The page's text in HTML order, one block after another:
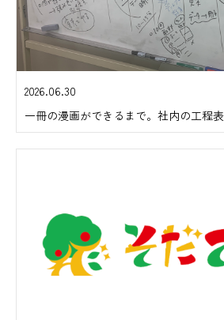
2026.06.30
一冊の漫画ができるまで。社内の工程